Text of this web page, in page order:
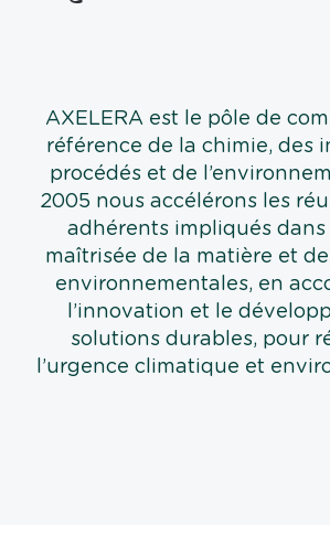
AXELERA est le pôle de
référence de la chimie, des
procédés et de
2005 nous accélérons les
adhérents impliqués dans
maîtrisée de la matière et
environnementales, en
l’innovation et le
solutions durables, pour
l’urgence climatique et